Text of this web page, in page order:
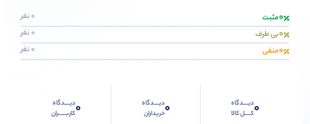
0مثبت 0 نفر
0بی طرف 0 نفر
0منفی 0 نفر
0دیــــدگاه
کــــل کالا
0دیــــدگاه
خریداران
0دیــــدگاه
کاربـــــران